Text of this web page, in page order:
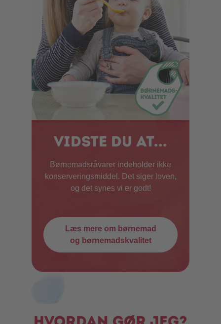
Vidste du at...
Børnemadsråvarer indeholder ikke
konserveringsmiddel. Det siger loven,
og det synes vi er godt!
Læs mere om børnemad
og børnemadskvalitet